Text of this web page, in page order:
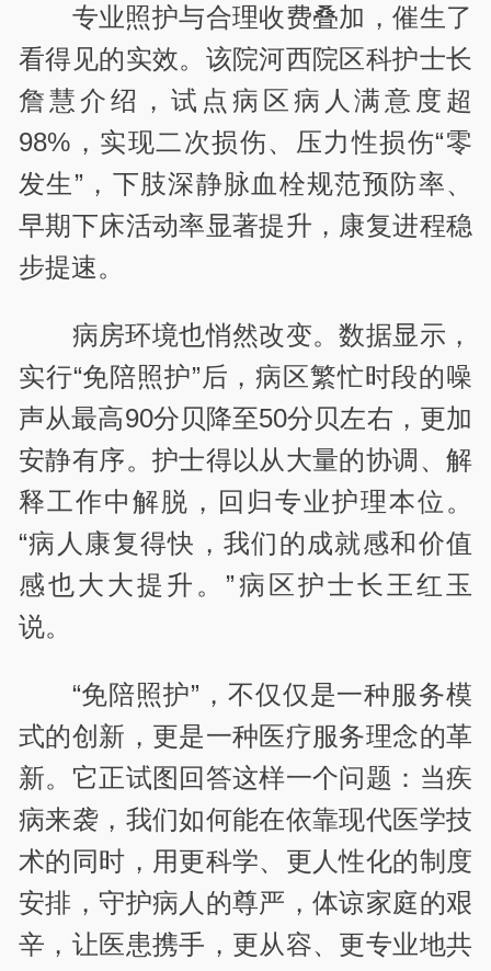
专业照护与合理收费叠加，催生了
看得见的实效。该院河西院区科护士长
詹慧介绍，试点病区病人满意度超
98%，实现二次损伤、压力性损伤“零
发生”，下肢深静脉血栓规范预防率、
早期下床活动率显著提升，康复进程稳
步提速。
病房环境也悄然改变。数据显示，
实行“免陪照护”后，病区繁忙时段的噪
声从最高90分贝降至50分贝左右，更加
安静有序。护士得以从大量的协调、解
释工作中解脱，回归专业护理本位。
“病人康复得快，我们的成就感和价值
感也大大提升。”病区护士长王红玉
说。
“免陪照护”，不仅仅是一种服务模
式的创新，更是一种医疗服务理念的革
新。它正试图回答这样一个问题：当疾
病来袭，我们如何能在依靠现代医学技
术的同时，用更科学、更人性化的制度
安排，守护病人的尊严，体谅家庭的艰
辛，让医患携手，更从容、更专业地共